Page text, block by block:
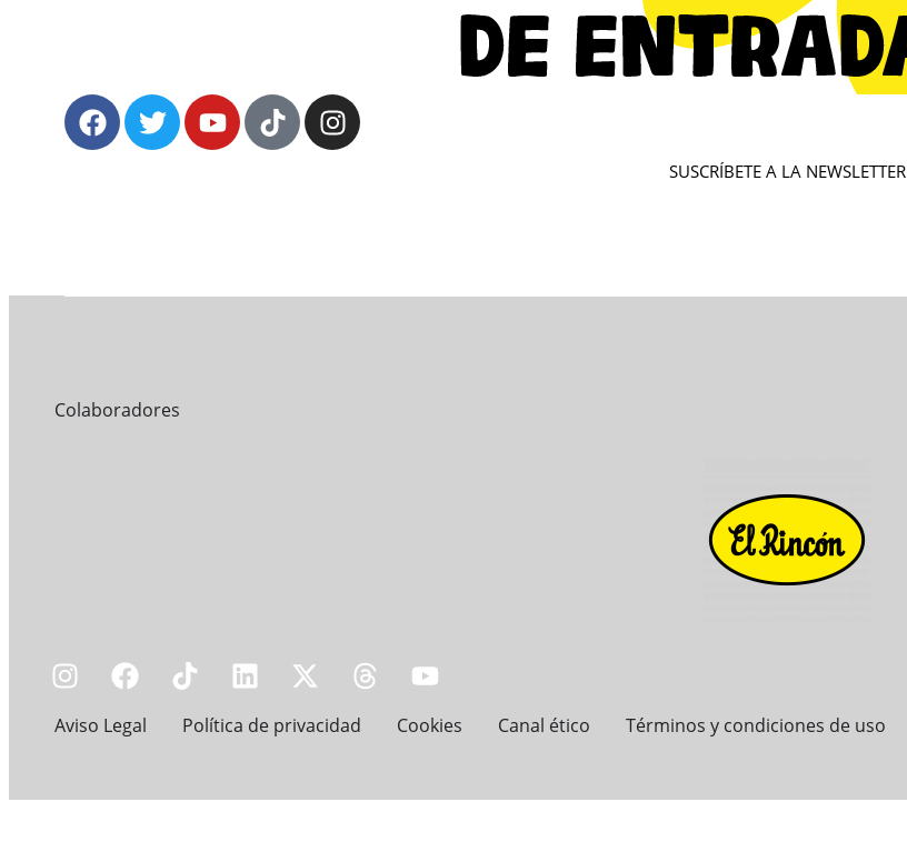
SUSCRÍBETE A LA NEWSLETTER
Colaboradores
Aviso Legal Política de privacidad Cookies Canal ético Términos y condiciones de uso